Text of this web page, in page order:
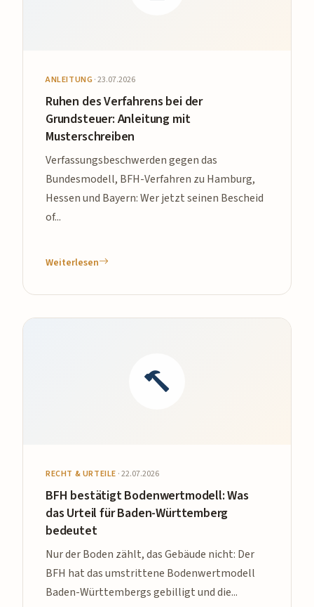
ANLEITUNG · 23.07.2026
Ruhen des Verfahrens bei der
Grundsteuer: Anleitung mit
Musterschreiben
Verfassungsbeschwerden gegen das
Bundesmodell, BFH-Verfahren zu Hamburg,
Hessen und Bayern: Wer jetzt seinen Bescheid
of...
Weiterlesen
RECHT & URTEILE ·22.07.2026
BFH bestätigt Bodenwertmodell: Was
das Urteil für Baden-Württemberg
bedeutet
Nur der Boden zählt, das Gebäude nicht: Der
BFH hat das umstrittene Bodenwertmodell
Baden-Württembergs gebilligt und die...